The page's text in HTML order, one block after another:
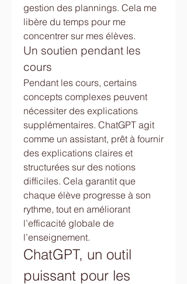
gestion des plannings. Cela me
libère du temps pour me
concentrer sur mes élèves.
Un soutien pendant les
cours
Pendant les cours, certains
concepts complexes peuvent
nécessiter des explications
supplémentaires. ChatGPT agit
comme un assistant, prêt à fournir
des explications claires et
structurées sur des notions
difficiles. Cela garantit que
chaque élève progresse à son
rythme, tout en améliorant
l’efficacité globale de
l’enseignement.
ChatGPT, un outil
puissant pour les